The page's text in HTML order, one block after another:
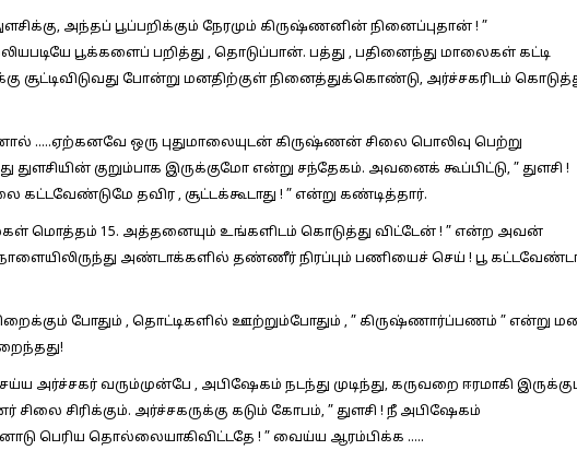
அந்தப் பூப்பறிக்கும் நேரமும் கிருஷ்ணனின் நினைப்புதான் ! ”
பூக்களைப் பறித்து , தொடுப்பான். பத்து , பதினைந்து மாலைகள் கட்டி
சூட்டிவிடுவது போன்று மனதிற்குள் நினைத்துக்கொண்டு, அர்ச்சகரிடம்
…..ஏற்கனவே ஒரு புதுமாலையுடன் கிருஷ்ணன் சிலை பொலிவு பெற்று
துளசியின் குறும்பாக இருக்குமோ என்று சந்தேகம். அவனைக் கூப்பிட்டு, ” துளசி !
தவிர , சூட்டக்கூடாது ! ” என்று கண்டித்தார்.
மொத்தம் 15. அத்தனையும் உங்களிடம் கொடுத்து விட்டேன் ! ” என்ற அவன்
அண்டாக்களில் தண்ணீர் நிரப்பும் பணியைச் செய் ! பூ
போதும் , தொட்டிகளில் ஊற்றும்போதும் , ” கிருஷ்ணார்ப்பணம் ” என்று
வரும்முன்பே , அபிஷேகம் நடந்து முடிந்து, கருவறை ஈரமாகி
சிரிக்கும். அர்ச்சகருக்கு கடும் கோபம், ” துளசி ! நீ அபிஷேகம்
பெரிய தொல்லையாகிவிட்டதே ! ” வைய்ய ஆரம்பிக்க …..